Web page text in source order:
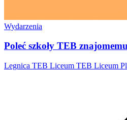
Wydarzenia
Poleć szkoły TEB
Legnica TEB Liceum TEB Liceum